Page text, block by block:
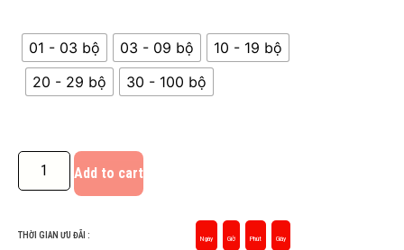
01 - 03 bộ 03 - 09 bộ
10 - 19 bộ
20 - 29 bộ
30 - 100 bộ
Add to cart
THỜI GIAN ƯU ĐÃI : Ngày Giờ Phút Giây